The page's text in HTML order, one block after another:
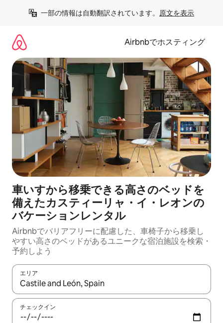
一部の情報は自動翻訳されています。 原文を表示
Airbnbでホスティング
車いすから移乗できる高さのベッドを
備えたカスティーリャ・イ・レオンの
バケーションレンタル
Airbnbでバリアフリーに配慮した、車椅子から移乗し
やすい高さのベッドがあるユニークな宿泊施設を検索・
予約しよう
エリア
検索結果が表示されたら、上下の矢印キーを使って移動するか
チェックイン